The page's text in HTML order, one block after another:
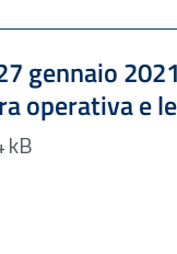
gennaio
operativa e
Formato PDF — 194.14 kB